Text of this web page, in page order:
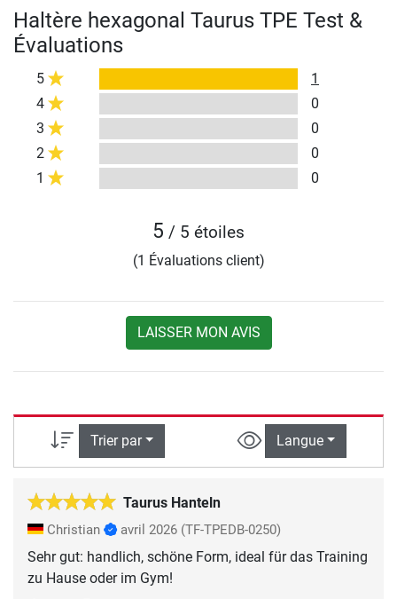
Haltère hexagonal Taurus TPE Test &
Évaluations
5
1
4
0
3
0
2
0
1
0
5 / 5 étoiles
(1 Évaluations client)
LAISSER MON AVIS
Trier par Langue
Taurus Hanteln
Christian avril 2026 (TF-TPEDB-0250)
Sehr gut: handlich, schöne Form, ideal für das Training
zu Hause oder im Gym!